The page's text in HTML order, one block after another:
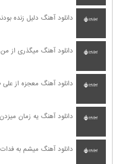
دانلود آهنگ دلیل زنده
دانلود آهنگ میگذری از
دانلود آهنگ معجزه از
دانلود آهنگ یه زمان
دانلود آهنگ میشم به